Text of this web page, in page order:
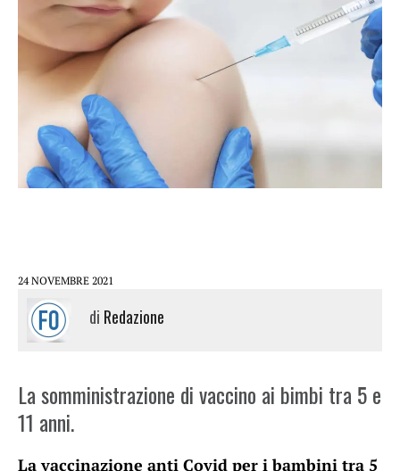
24 NOVEMBRE 2021
di Redazione
La somministrazione di vaccino ai bimbi tra 5 e
11 anni.
La vaccinazione anti Covid per i bambini tra 5